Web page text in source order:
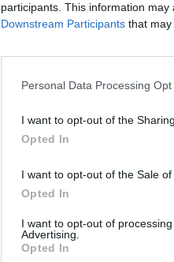
participants. This information
Downstream Participants that may
Personal Data Processing
I want to opt-out of the
Opted In
I want to opt-out of the Sale of
Opted In
I want to opt-out of
Advertising.
Opted In